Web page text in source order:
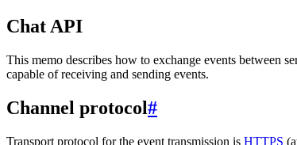
Chat API
This memo describes how to exchange events between
capable of receiving and sending events.
Channel protocol#
Transport protocol for the event transmission is HTTPS